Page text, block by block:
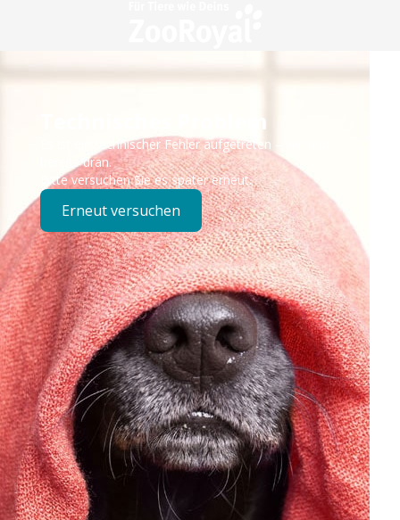
Technisches Problem
Es ist ein technischer Fehler aufgetreten – wir sind
bereits dran.
Bitte versuchen Sie es später erneut.
Erneut versuchen